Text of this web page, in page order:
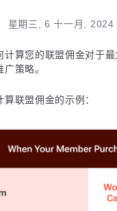
星期三, 6 十一月,
计算您的联盟佣金对于
策略。
算联盟佣金的示例：